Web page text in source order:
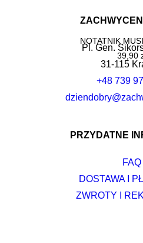
DODAJ DO
NOTATNIK
39,90
Pl. Gen.
31-115
+48 739
PRZYDATNE
FAQ
DOSTAWA I
ZWROTY I